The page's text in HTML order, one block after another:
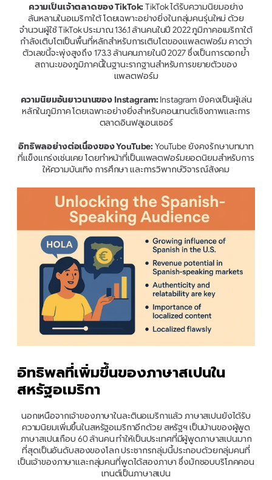
ความเป็นเจ้าตลาดของ TikTok: TikTok ได้รับความนิยมอย่าง
ล้นหลามในอเมริกาใต้ โดยเฉพาะอย่างยิ่งในกลุ่มคนรุ่นใหม่ ด้วย
จำนวนผู้ใช้ TikTok ประมาณ 136.1 ล้านคนในปี 2022 ภูมิภาคอเมริกาใต้
กำลังเติบโตเป็นพื้นที่หลักสำหรับการเติบโตของแพลตฟอร์ม คาดว่า
ตัวเลขนี้จะพุ่งสูงถึง 173.3 ล้านคนภายในปี 2027 ซึ่งเป็นการตอกย้ำ
สถานะของภูมิภาคนี้ในฐานะรากฐานสำหรับการขยายตัวของ
แพลตฟอร์ม
ความนิยมอันยาวนานของ Instagram: Instagram ยังคงเป็นผู้เล่น
หลักในภูมิภาค โดยเฉพาะอย่างยิ่งสำหรับคอนเทนต์เชิงภาพและการ
ตลาดอินฟลูเอนเซอร์
อิทธิพลอย่างต่อเนื่องของ YouTube: YouTube ยังคงรักษาบทบาท
ที่แข็งแกร่งเช่นเคย โดยทำหน้าที่เป็นแพลตฟอร์มยอดนิยมสำหรับการ
ให้ความบันเทิง การศึกษา และการวิพากษ์วิจารณ์สังคม
อิทธิพลที่เพิ่มขึ้นของภาษาสเปนใน
สหรัฐอเมริกา
นอกเหนือจากเจ้าของภาษาในละตินอเมริกาแล้ว ภาษาสเปนยังได้รับ
ความนิยมเพิ่มขึ้นในสหรัฐอเมริกาอีกด้วย สหรัฐฯ เป็นบ้านของผู้พูด
ภาษาสเปนเกือบ 60 ล้านคน ทำให้เป็นประเทศที่มีผู้พูดภาษาสเปนมาก
ที่สุดเป็นอันดับสองของโลก ประชากรกลุ่มนี้ประกอบด้วยกลุ่มคนที่
เป็นเจ้าของภาษาและกลุ่มคนที่พูดได้สองภาษา ซึ่งมักชอบบริโภคคอน
เทนต์เป็นภาษาสเปน